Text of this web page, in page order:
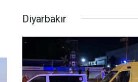
Diyarbakır